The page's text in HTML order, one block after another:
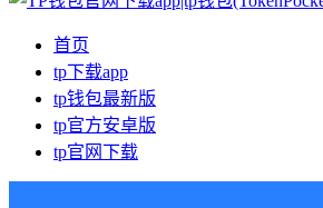
首页
tp下载app
tp钱包最新版
tp官方安卓版
tp官网下载